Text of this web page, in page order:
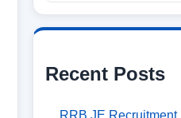
Recent Posts
RRB JE Recruitment